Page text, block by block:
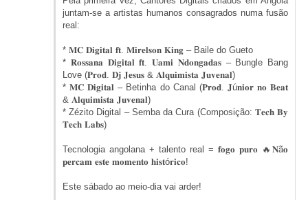
juntam-se a artistas humanos consagrados numa fusão
real:
* 𝐌𝐂 𝐃𝐢𝐠𝐢𝐭𝐚𝐥 𝐟𝐭. 𝐌𝐢𝐫𝐞𝐥𝐬𝐨𝐧 𝐊𝐢𝐧𝐠 – Baile do Gueto
* 𝐑𝐨𝐬𝐬𝐚𝐧𝐚 𝐃𝐢𝐠𝐢𝐭𝐚𝐥 𝐟𝐭. 𝐔𝐚𝐦𝐢 𝐍𝐝𝐨𝐧𝐠𝐚𝐝𝐚𝐬 – Bungle Bang
Love (𝐏𝐫𝐨𝐝. 𝐃𝐣 𝐉𝐞𝐬𝐮𝐬 & 𝐀𝐥𝐪𝐮𝐢𝐦𝐢𝐬𝐭𝐚 𝐉𝐮𝐯𝐞𝐧𝐚𝐥)
* 𝐌𝐂 𝐃𝐢𝐠𝐢𝐭𝐚𝐥 – Betinha do Canal (𝐏𝐫𝐨𝐝. 𝐉ú𝐧𝐢𝐨𝐫 𝐧𝐨 𝐁𝐞𝐚𝐭
& 𝐀𝐥𝐪𝐮𝐢𝐦𝐢𝐬𝐭𝐚 𝐉𝐮𝐯𝐞𝐧𝐚𝐥)
* Zézito Digital – Semba da Cura (Composição: 𝐓𝐞𝐜𝐡 𝐁𝐲
𝐓𝐞𝐜𝐡 𝐋𝐚𝐛𝐬)
Tecnologia angolana + talento real = 𝐟𝐨𝐠𝐨 𝐩𝐮𝐫𝐨 🔥𝐍ã𝐨
𝐩𝐞𝐫𝐜𝐚𝐦 𝐞𝐬𝐭𝐞 𝐦𝐨𝐦𝐞𝐧𝐭𝐨 𝐡𝐢𝐬𝐭ó𝐫𝐢𝐜𝐨!
Este sábado ao meio-dia vai arder!